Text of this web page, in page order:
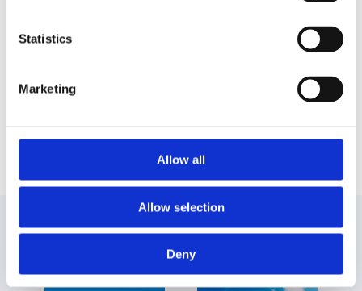
Statistics
Marketing
Allow all
Allow selection
Deny
είναι μέσα στη λίστα των πραγμάτων που
πρέπει να απολαύσετε όταν βρεθείτε στο νησί
δείτε από κοντά και το πολυτραγουδισμένο